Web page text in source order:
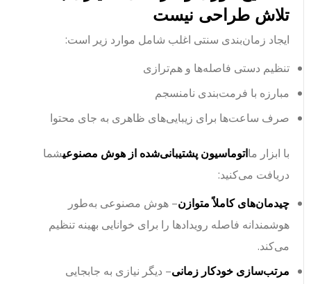
تلاش طراحی نیست
ایجاد زمان‌بندی سنتی اغلب شامل موارد زیر است:
تنظیم دستی فاصله‌ها و هم‌ترازی
مبارزه با فرمت‌بندی نامنسجم
صرف ساعت‌ها برای زیبایی‌های ظاهری به جای محتوا
با ابزار مااتوماسیون پشتیبانی‌شده از هوش مصنوعیشما
دریافت می‌کنید:
چیدمان‌های کاملاً متوازن– هوش مصنوعی به‌طور
هوشمندانه فاصله رویدادها را برای خوانایی بهینه تنظیم
می‌کند.
مرتب‌سازی خودکار زمانی– دیگر نیازی به جابجایی